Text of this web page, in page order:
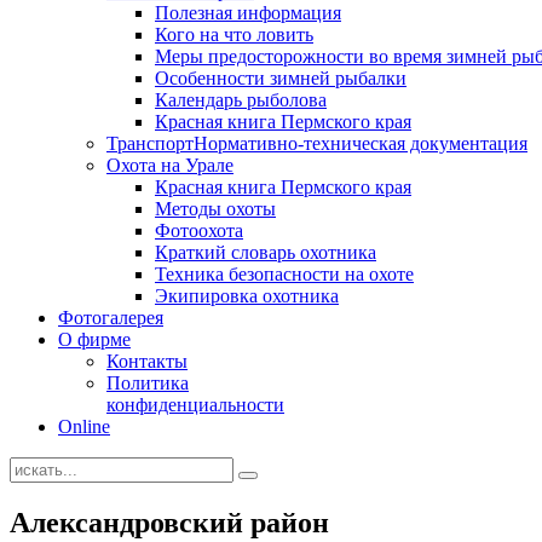
Полезная информация
Кого на что ловить
Меры предосторожности во время зимней
Особенности зимней рыбалки
Календарь рыболова
Красная книга Пермского края
ТранспортНормативно-техническая документация
Охота на Урале
Красная книга Пермского края
Методы охоты
Фотоохота
Краткий словарь охотника
Техника безопасности на охоте
Экипировка охотника
Фотогалерея
О фирме
Контакты
Политика
конфиденциальности
Online
Александровский район